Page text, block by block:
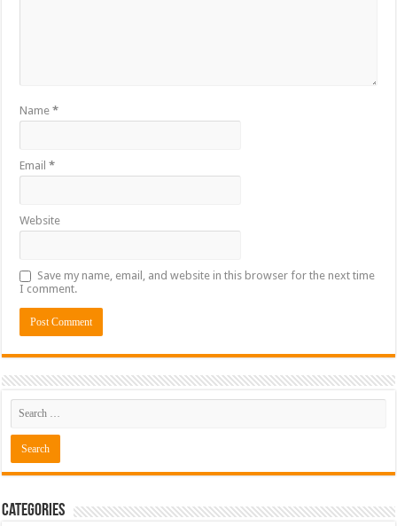
Name*
Email*
Website
Save my name, email, and website in this browser for the next time
I comment.
Categories